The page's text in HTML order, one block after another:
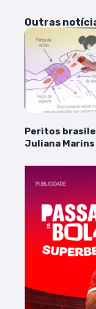
Outras
Peritos
Juliana